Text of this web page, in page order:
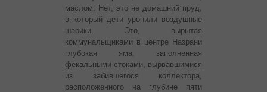
маслом. Нет, это не домашний пруд,
в который дети уронили воздушные
шарики. Это, вырытая
коммунальщиками в центре Назрани
глубокая яма, заполненная
фекальными стоками, вырвавшимися
из забившегося коллектора,
расположенного на глубине пяти